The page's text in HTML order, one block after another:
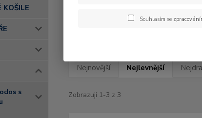
KOŠILE
s
Novinka Akce
Nejnovější Nejlevnější
Zobrazuji 1-3 z 3
Souhlasím se